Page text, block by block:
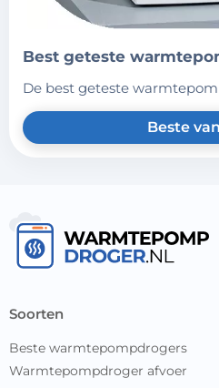
best geteste
de best geteste
Beste
soorten
Beste warmtepompdrogers
Warmtepompdroger afvoer